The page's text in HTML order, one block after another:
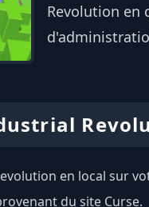
Revolution en
en local sur
du site Curse.